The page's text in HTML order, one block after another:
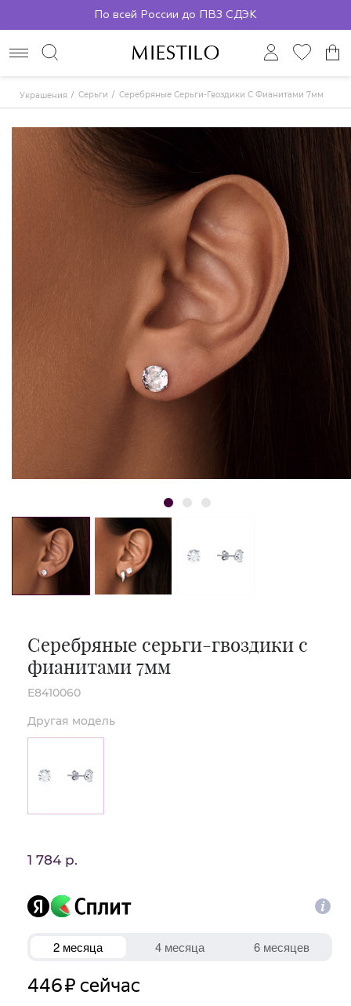
По всей России до ПВЗ СДЭК
Украшения Серьги Серебряные Серьги-Гвоздики С Фианитами 7мм
Серебряные серьги-гвоздики с
фианитами 7мм
E8410060
Другая модель
1 784 р.